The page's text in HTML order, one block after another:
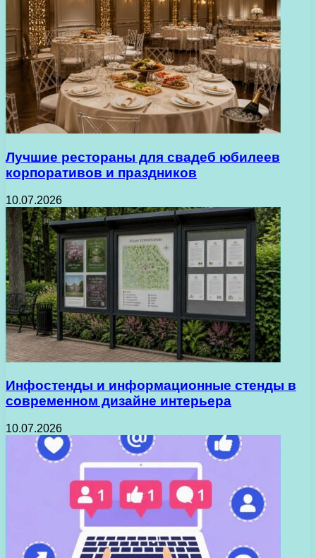
Лучшие рестораны для свадеб юбилеев
корпоративов и праздников
10.07.2026
Инфостенды и информационные стенды в
современном дизайне интерьера
10.07.2026